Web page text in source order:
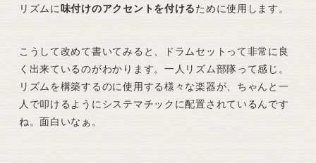
リズムに味付けのアクセントを付けるために使用します。
こうして改めて書いてみると、ドラムセットって非常に良
く出来ているのがわかります。一人リズム部隊って感じ。
リズムを構築するのに使用する様々な楽器が、ちゃんと一
人で叩けるようにシステマチックに配置されているんです
ね。面白いなぁ。